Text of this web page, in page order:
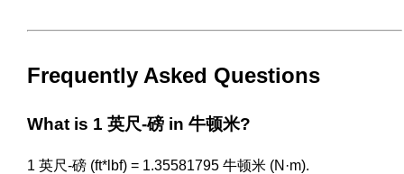
Frequently Asked Questions
What is 1 英尺-磅 in 牛顿米?
1 英尺-磅 (ft*lbf) = 1.35581795 牛顿米 (N·m).